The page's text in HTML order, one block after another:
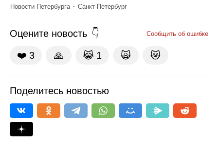
Новости Петербурга
Санкт-Петербург
Оцените новость Сообщить об ошибке
❤️ 3 🙏 😹 1 🙀 😿
Поделитесь новостью